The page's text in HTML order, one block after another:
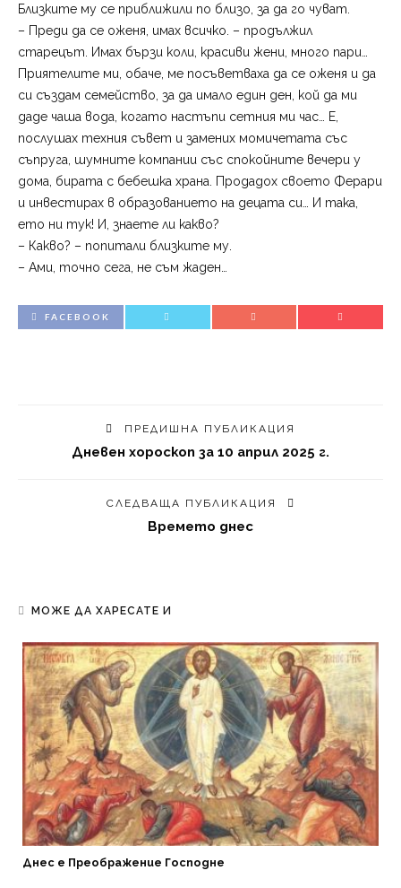
Близките му се приближили по близо, за да го чуват.
– Преди да се оженя, имах всичко. – продължил
старецът. Имах бързи коли, красиви жени, много пари…
Приятелите ми, обаче, ме посъветваха да се оженя и да
си създам семейство, за да имало един ден, кой да ми
даде чаша вода, когато настъпи сетния ми час… Е,
послушах техния съвет и замених момичетата със
съпруга, шумните компании със спокойните вечери у
дома, бирата с бебешка храна. Продадох своето Ферари
и инвестирах в образованието на децата си… И така,
ето ни тук! И, знаете ли какво?
– Какво? – попитали близките му.
– Ами, точно сега, не съм жаден…
FACEBOOK
ПРЕДИШНА ПУБЛИКАЦИЯ
Дневен хороскоп за 10 април 2025 г.
СЛЕДВАЩА ПУБЛИКАЦИЯ
Времето днес
МОЖЕ ДА ХАРЕСАТЕ И
Днес е Преображение Господне